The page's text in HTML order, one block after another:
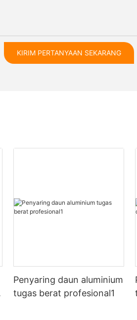
KIRIM PERTANYAAN SEKARANG
Penyaring daun aluminium
tugas berat profesional1